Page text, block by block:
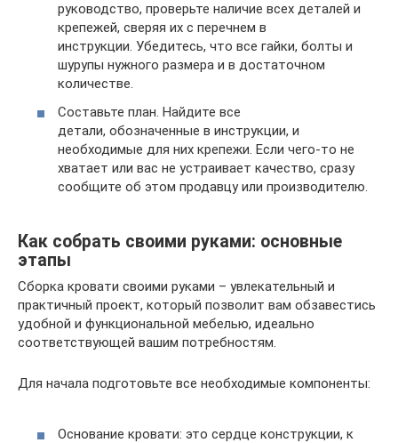
руководство, проверьте наличие всех деталей и
крепежей, сверяя их с перечнем в
инструкции. Убедитесь, что все гайки, болты и
шурупы нужного размера и в достаточном
количестве.
Составьте план. Найдите все
детали, обозначенные в инструкции, и
необходимые для них крепежи. Если чего-то не
хватает или вас не устраивает качество, сразу
сообщите об этом продавцу или производителю.
Как собрать своими руками: основные
этапы
Сборка кровати своими руками – увлекательный и
практичный проект, который позволит вам обзавестись
удобной и функциональной мебелью, идеально
соответствующей вашим потребностям.
Для начала подготовьте все необходимые компоненты:
Основание кровати: это сердце конструкции, к